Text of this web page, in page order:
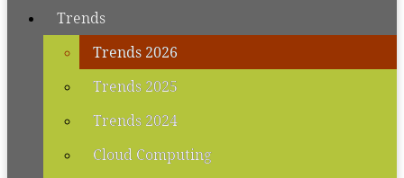
Trends
Trends 2026
Trends 2025
Trends 2024
Cloud Computing